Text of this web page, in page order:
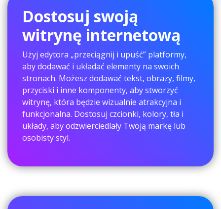
Dostosuj swoją
witrynę internetową
Użyj edytora „przeciągnij i upuść” platformy,
aby dodawać i układać elementy na swoich
stronach. Możesz dodawać tekst, obrazy, filmy,
przyciski i inne komponenty, aby stworzyć
witrynę, która będzie wizualnie atrakcyjna i
funkcjonalna. Dostosuj czcionki, kolory, tła i
układy, aby odzwierciedlały Twoją markę lub
osobisty styl.